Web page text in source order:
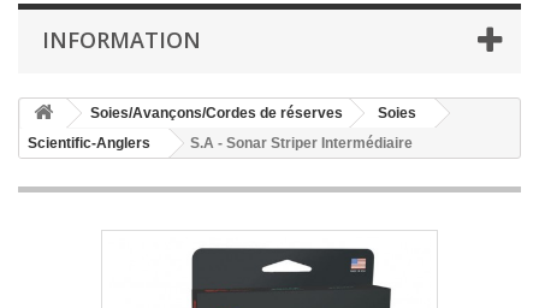
INFORMATION
Soies/Avançons/Cordes de réserves
Soies
Scientific-Anglers
S.A - Sonar Striper Intermédiaire